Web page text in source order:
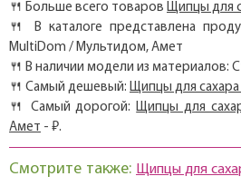
🍴 Больше всего товаров Щипцы для
🍴 В каталоге представлена
MultiDom / Мультидом, Амет
🍴 В наличии модели из материалов:
🍴 Самый дешевый: Щипцы для сахара
🍴 Самый дорогой:Щипцы для
Амет - ₽.
Смотрите также: Щипцы для